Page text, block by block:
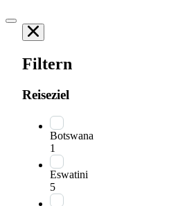
Filtern
Reiseziel
Botswana
1
Eswatini
5